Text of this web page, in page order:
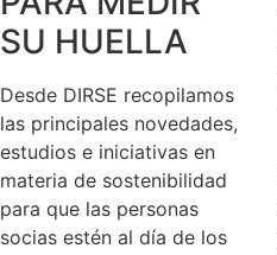
SU HUELLA
Desde DIRSE recopilamos
las principales novedades,
estudios e iniciativas en
materia de sostenibilidad
para que las personas
socias estén al día de los